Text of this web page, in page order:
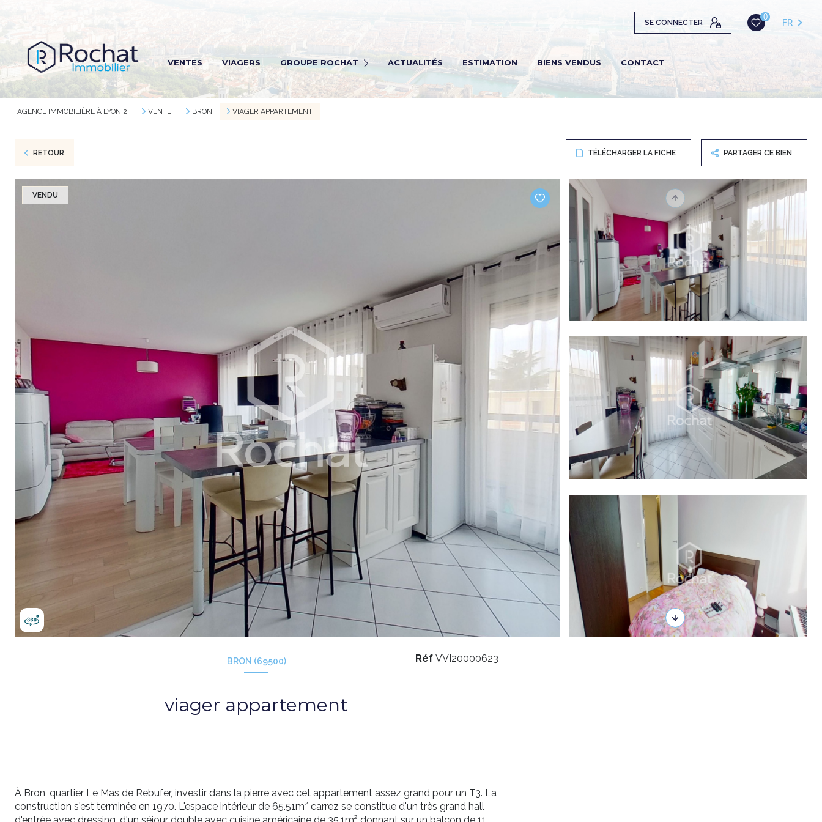
SE CONNECTER
0
FR
VENTES VIAGERS GROUPE ROCHAT
Rochat transaction
Rochat Viagers
Rochat gestion
ACTUALITÉS ESTIMATION BIENS VENDUS CONTACT
AGENCE IMMOBILIÈRE À LYON 2 VENTE BRON VIAGER APPARTEMENT
RETOUR TÉLÉCHARGER LA FICHE PARTAGER CE BIEN
VENDU
BRON (69500)
viager appartement
Réf VVI20000623
À Bron, quartier Le Mas de Rebufer, investir dans la pierre avec cet appartement assez grand pour un T3. La
construction s'est terminée en 1970. L'espace intérieur de 65.51m² carrez se constitue d'un très grand hall